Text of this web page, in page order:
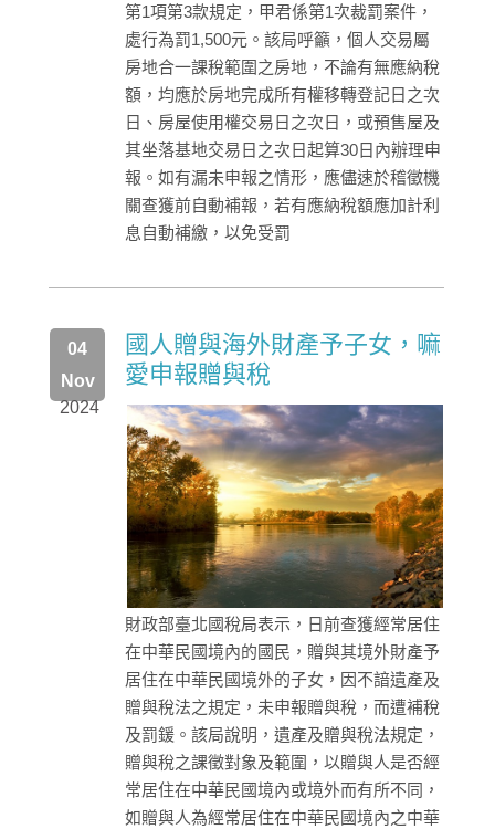
第1項第3款規定，甲君係第1次裁罰案件，
處行為罰1,500元。該局呼籲，個人交易屬
房地合一課稅範圍之房地，不論有無應納稅
額，均應於房地完成所有權移轉登記日之次
日、房屋使用權交易日之次日，或預售屋及
其坐落基地交易日之次日起算30日內辦理申
報。如有漏未申報之情形，應儘速於稽徵機
關查獲前自動補報，若有應納稅額應加計利
息自動補繳，以免受罰
2024
04
Nov
國人贈與海外財產予子女，嘛
愛申報贈與稅
財政部臺北國稅局表示，日前查獲經常居住
在中華民國境內的國民，贈與其境外財產予
居住在中華民國境外的子女，因不諳遺產及
贈與稅法之規定，未申報贈與稅，而遭補稅
及罰鍰。該局說明，遺產及贈與稅法規定，
贈與稅之課徵對象及範圍，以贈與人是否經
常居住在中華民國境內或境外而有所不同，
如贈與人為經常居住在中華民國境內之中華